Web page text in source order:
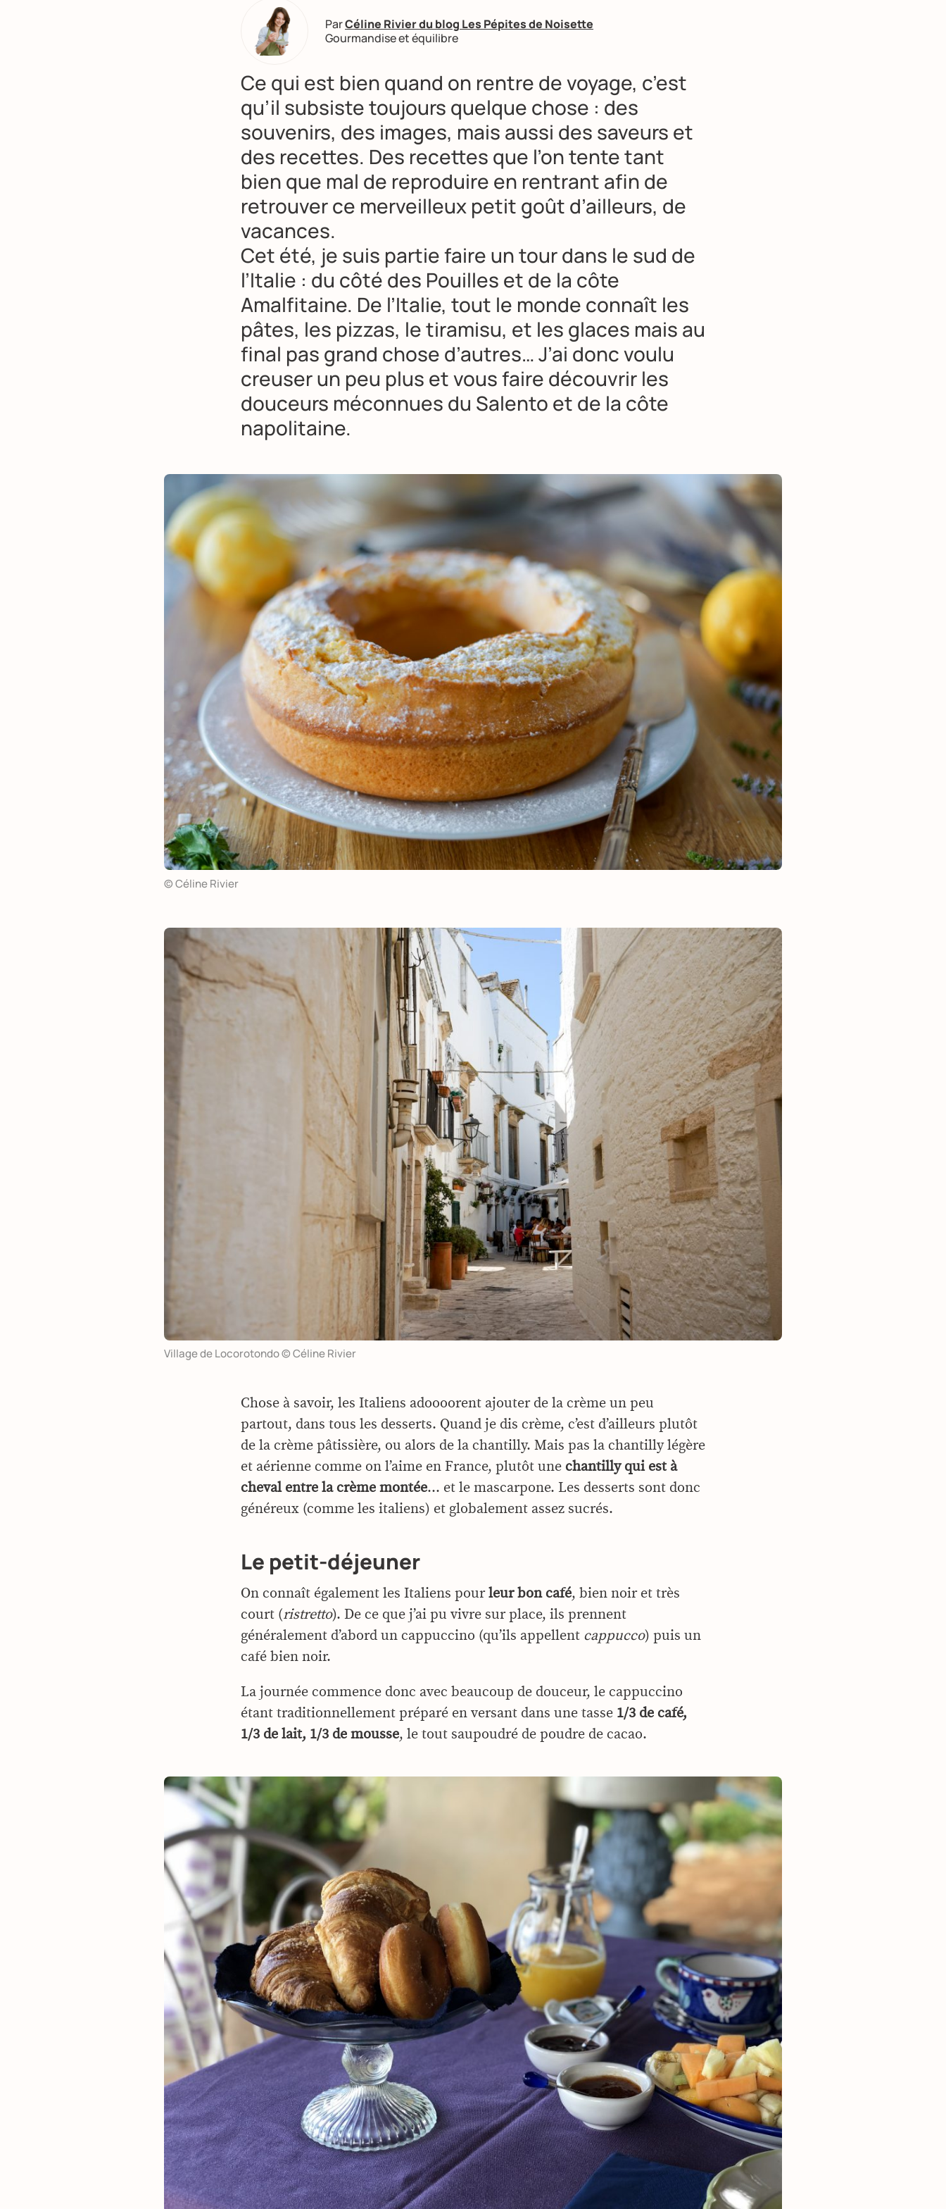
ParCéline Rivier du blog Les Pépites de Noisette
Gourmandise et équilibre
Ce qui est bien quand on rentre de voyage, c’est
qu’il subsiste toujours quelque chose : des
souvenirs, des images, mais aussi des saveurs et
des recettes. Des recettes que l’on tente tant
bien que mal de reproduire en rentrant afin de
retrouver ce merveilleux petit goût d’ailleurs, de
vacances.
Cet été, je suis partie faire un tour dans le sud de
l’Italie : du côté des Pouilles et de la côte
Amalfitaine. De l’Italie, tout le monde connaît les
pâtes, les pizzas, le tiramisu, et les glaces mais au
final pas grand chose d’autres… J’ai donc voulu
creuser un peu plus et vous faire découvrir les
douceurs méconnues du Salento et de la côte
napolitaine.
© Céline Rivier
Village de Locorotondo © Céline Rivier
Chose à savoir, les Italiens adoooorent ajouter de la crème un peu
partout, dans tous les desserts. Quand je dis crème, c’est d’ailleurs plutôt
de la crème pâtissière, ou alors de la chantilly. Mais pas la chantilly légère
et aérienne comme on l’aime en France, plutôt une chantilly qui est à
cheval entre la crème montée… et le mascarpone. Les desserts sont donc
généreux (comme les italiens) et globalement assez sucrés.
Le petit-déjeuner
On connaît également les Italiens pourleur bon café, bien noir et très
court (ristretto). De ce que j’ai pu vivre sur place, ils prennent
généralement d’abord un cappuccino (qu’ils appellent cappucco) puis un
café bien noir.
La journée commence donc avec beaucoup de douceur, le cappuccino
étant traditionnellement préparé en versant dans une tasse 1/3 de café,
1/3 de lait, 1/3 de mousse, le tout saupoudré de poudre de cacao.